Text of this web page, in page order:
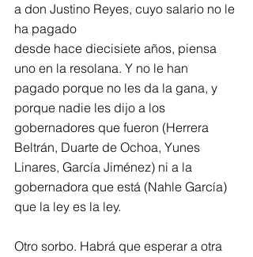
a don Justino Reyes, cuyo salario no le
ha pagado
desde hace diecisiete años, piensa
uno en la resolana. Y no le han
pagado porque no les da la gana, y
porque nadie les dijo a los
gobernadores que fueron (Herrera
Beltrán, Duarte de Ochoa, Yunes
Linares, García Jiménez) ni a la
gobernadora que está (Nahle García)
que la ley es la ley.
Otro sorbo. Habrá que esperar a otra